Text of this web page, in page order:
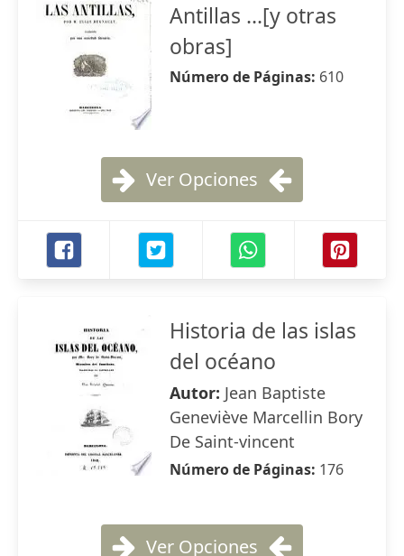
Antillas ...[y otras
obras]
Número de Páginas: 610
Ver Opciones
Historia de las islas
del océano
Autor: Jean Baptiste
Geneviève Marcellin Bory
De Saint-vincent
Número de Páginas: 176
Ver Opciones